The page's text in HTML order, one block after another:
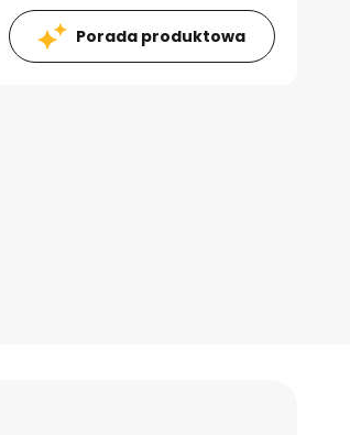
Porada produktowa